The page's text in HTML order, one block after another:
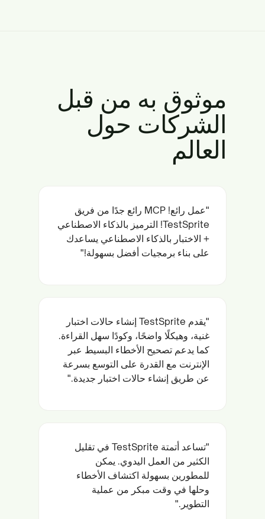
موثوق به من قبل
الشركات حول
العالم
"عمل رائع! MCP رائع جدًا من فريق
TestSprite! الترميز بالذكاء الاصطناعي
+ الاختبار بالذكاء الاصطناعي يساعدك
على بناء برمجيات أفضل بسهولة!"
"يقدم TestSprite إنشاء حالات اختبار
غنية، وهيكلًا واضحًا، وكودًا سهل القراءة.
كما يدعم تصحيح الأخطاء البسيط عبر
الإنترنت مع القدرة على التوسع بسرعة
عن طريق إنشاء حالات اختبار جديدة."
"تساعد أتمتة TestSprite في تقليل
الكثير من العمل اليدوي. يمكن
للمطورين بسهولة اكتشاف الأخطاء
وحلها في وقت مبكر من عملية
التطوير."